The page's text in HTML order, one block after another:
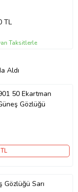
TL
Taksitlerle
Aldı
50 Ekartman
Gözlüğü
Gözlüğü Sarı